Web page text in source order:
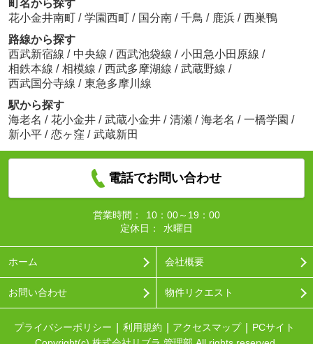
町名から探す
花小金井南町 / 学園西町 / 国分南 / 千鳥 / 鹿浜 / 西巣鴨
路線から探す
西武新宿線 / 中央線 / 西武池袋線 / 小田急小田原線 /
相鉄本線 / 相模線 / 西武多摩湖線 / 武蔵野線 /
西武国分寺線 / 東急多摩川線
駅から探す
海老名 / 花小金井 / 武蔵小金井 / 清瀬 / 海老名 / 一橋学園 /
新小平 / 恋ヶ窪 / 武蔵新田
電話でお問い合わせ
営業時間：
10：00～19：00
定休日：
水曜日
ホーム 会社概要
お問い合わせ 物件リクエスト
プライバシーポリシー 利用規約 アクセスマップ
PCサイト